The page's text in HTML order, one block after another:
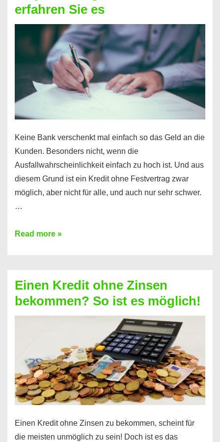
nicht
nur
für
Handy
möglich!
erfahren Sie es
Keine Bank verschenkt mal einfach so das Geld an die
Kunden. Besonders nicht, wenn die
Ausfallwahrscheinlichkeit einfach zu hoch ist. Und aus
diesem Grund ist ein Kredit ohne Festvertrag zwar
möglich, aber nicht für alle, und auch nur sehr schwer.
…
Ist
Festvertrag
für
jeden
erfahren
Sie
es
Read more »
Einen Kredit ohne Zinsen
bekommen? So ist es möglich!
Einen Kredit ohne Zinsen zu bekommen, scheint für
die meisten unmöglich zu sein! Doch ist es das